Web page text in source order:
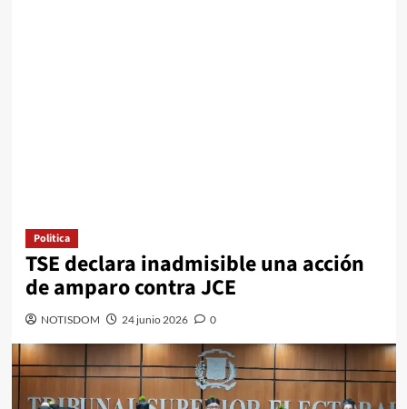
Politica
TSE declara inadmisible una acción
de amparo contra JCE
NOTISDOM 24 junio 2026 0